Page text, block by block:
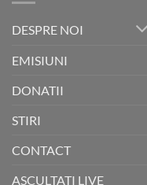
DESPRE NOI
EMISIUNI
DONATII
STIRI
CONTACT
ASCULTATI LIVE